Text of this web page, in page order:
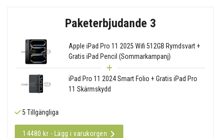
Paketerbjudande 3
Apple iPad Pro 11 2025 Wifi 512GB Rymdsvart +
Gratis iPad Pencil (Sommarkampanj)
iPad Pro 11 2024 Smart Folio + Gratis iPad Pro
11 Skärmskydd
5 Tillgängliga
14480 kr - Lägg i varukorgen